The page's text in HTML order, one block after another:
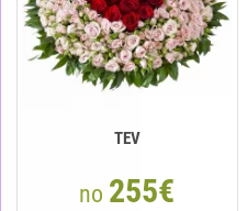
TEV
no 255€